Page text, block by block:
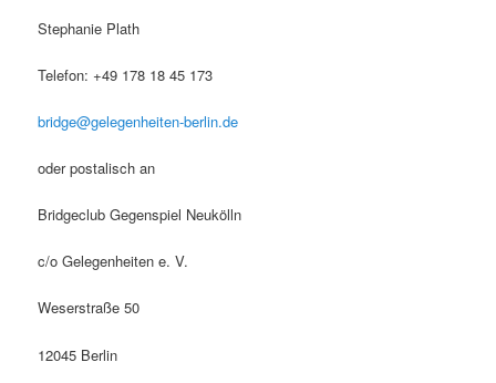
Stephanie Plath
Telefon: +49 178 18 45 173
bridge@gelegenheiten-berlin.de
oder postalisch an
Bridgeclub Gegenspiel Neukölln
c/o Gelegenheiten e. V.
Weserstraße 50
12045 Berlin